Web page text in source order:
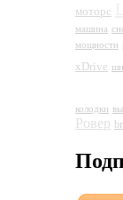
моторс
машина
мощности
xDrive
колодки
Ровер